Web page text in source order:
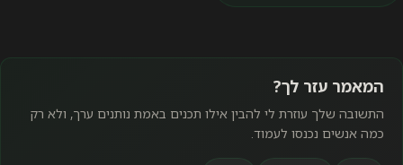
המאמר עזר לך?
התשובה שלך עוזרת לי להבין אילו תכנים באמת נותנים ערך, ולא רק
כמה אנשים נכנסו לעמוד.